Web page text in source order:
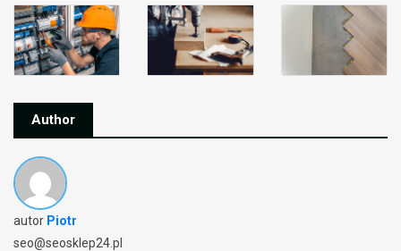
Author
autor Piotr
seo@seosklep24.pl